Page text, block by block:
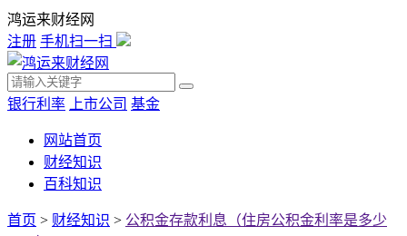
鸿运来财经网
注册 手机扫一扫
银行利率 上市公司 基金
网站首页
财经知识
百科知识
首页 > 财经知识 > 公积金存款利息（住房公积金利率是多少